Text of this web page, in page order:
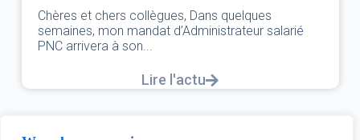
salarié
DANS L’AÉRIEN COMME AILLEURS, CE
UNE FÊTE,C’EST UNE JOURNÉE DE LUTTE
L’ÉGALITÉ...